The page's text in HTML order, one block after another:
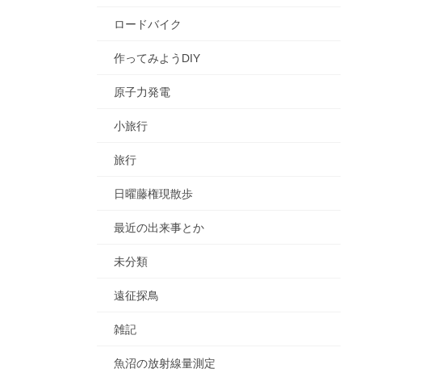
ロードバイク
作ってみようDIY
原子力発電
小旅行
旅行
日曜藤権現散歩
最近の出来事とか
未分類
遠征探鳥
雑記
魚沼の放射線量測定